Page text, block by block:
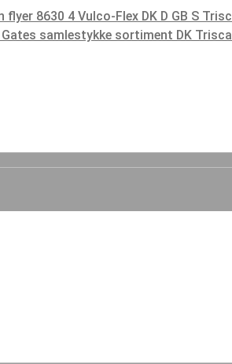
flyer 8630 4 Vulco-Flex DK D GB S
samlestykke sortiment DK